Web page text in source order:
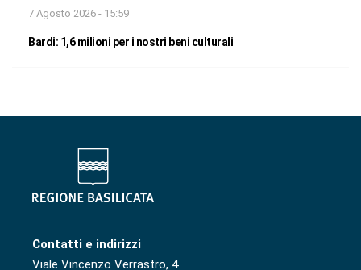
7 Agosto 2026 - 15:59
Bardi: 1,6 milioni per i nostri beni culturali
Contatti e indirizzi
Viale Vincenzo Verrastro, 4